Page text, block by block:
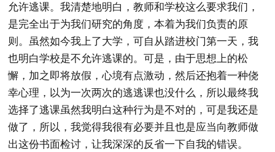
允许逃课。我清楚地明白，教师和学校这么要求我们，
是完全出于为我们研究的角度，本着为我们负责的原
则。虽然如今我上了大学，可自从踏进校门第一天，我
也明白学校是不允许逃课的。可是，由于思想上的松
懈，加之即将放假，心境有点激动，然后还抱着一种侥
幸心理，以为一次两次的逃逃课也没什么，所以最终我
选择了逃课虽然我明白这种行为是不对的，可是我还是
做了，所以，我觉得我很有必要并且也是应当向教师做
出这份书面检讨，让我深深的反省一下自我的错误。